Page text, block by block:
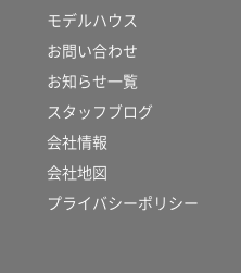
モデルハウス
お問い合わせ
お知らせ一覧
スタッフブログ
会社情報
会社地図
プライバシーポリシー